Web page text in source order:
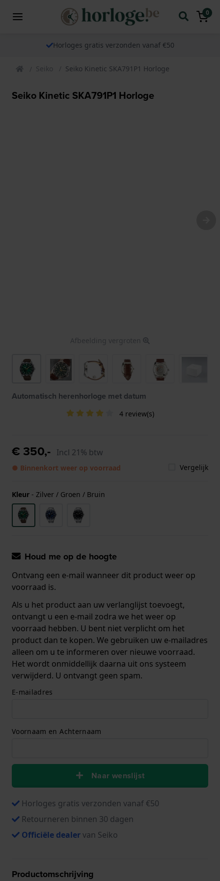
0
Horloges gratis verzonden vanaf €50
Seiko Seiko Kinetic SKA791P1 Horloge
Seiko Kinetic SKA791P1 Horloge
Afbeelding vergroten
Automatisch herenhorloge met datum
4 review(s)
€ 350,- Incl 21% btw
● Binnenkort weer op voorraad Vergelijk
Kleur - Zilver / Groen / Bruin
Houd me op de hoogte
Ontvang een e-mail wanneer dit product weer op
voorraad is.
Als u het product aan uw verlanglijst toevoegt,
ontvangt u een e-mail zodra we het weer op
voorraad hebben. U bent niet verplicht om het
product dan te kopen. We gebruiken uw e-mailadres
alleen om u te informeren over nieuwe voorraad.
Het wordt onmiddellijk daarna uit ons systeem
verwijderd. U ontvangt geen spam.
E-mailadres
Voornaam en Achternaam
Naar wenslijst
Horloges gratis verzonden vanaf €50
Retourneren binnen 30 dagen
Officiële dealervan Seiko
Productomschrijving